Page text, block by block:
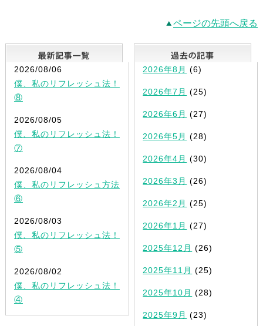
ページの先頭へ戻る
最新記事一覧
2026/08/06
僕、私のリフレッシュ法！
⑧
2026/08/05
僕、私のリフレッシュ法！
⑦
2026/08/04
僕、私のリフレッシュ方法
⑥
2026/08/03
僕、私のリフレッシュ法！
⑤
2026/08/02
僕、私のリフレッシュ法！
④
2026年8月 (6)
2026年7月 (25)
2026年6月 (27)
2026年5月 (28)
2026年4月 (30)
2026年3月 (26)
2026年2月 (25)
2026年1月 (27)
2025年12月 (26)
2025年11月 (25)
2025年10月 (28)
2025年9月 (23)